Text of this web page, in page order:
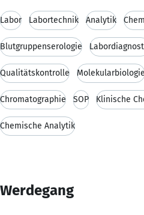
Labor Labortechnik Analytik
Blutgruppenserologie
Qualitätskontrolle
Chromatographie SOP Klinische
Chemische Analytik
Werdegang